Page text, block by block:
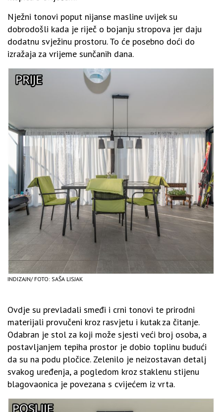
Nježni tonovi poput nijanse masline uvijek su
dobrodošli kada je riječ o bojanju stropova jer daju
dodatnu svježinu prostoru. To će posebno doći do
izražaja za vrijeme sunčanih dana.
INDIZAJN/ FOTO: SAŠA LISJAK
Ovdje su prevladali smeđi i crni tonovi te prirodni
materijali provučeni kroz rasvjetu i kutak za čitanje.
Odabran je stol za koji može sjesti veći broj osoba, a
postavljanjem tepiha prostor je dobio toplinu budući
da su na podu pločice. Zelenilo je neizostavan detalj
svakog uređenja, a pogledom kroz staklenu stijenu
blagovaonica je povezana s cvijećem iz vrta.